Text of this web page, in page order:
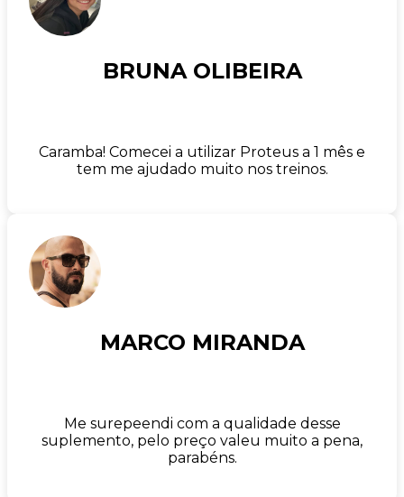
BRUNA OLIBEIRA
Caramba! Comecei a utilizar Proteus a 1 mês e
tem me ajudado muito nos treinos.
MARCO MIRANDA
Me surepeendi com a qualidade desse
suplemento, pelo preço valeu muito a pena,
parabéns.